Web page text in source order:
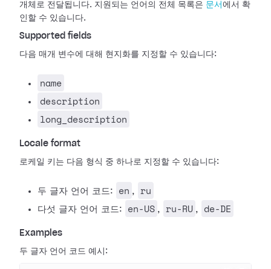
개체로 전달됩니다. 지원되는 언어의 전체 목록은 문서 에서 확
인할 수 있습니다.
Supported fields
다음 매개 변수에 대해 현지화를 지정할 수 있습니다:
name
description
long_description
Locale format
로케일 키는 다음 형식 중 하나로 지정할 수 있습니다:
두 글자 언어 코드: en , ru
다섯 글자 언어 코드: en-US , ru-RU , de-DE
Examples
두 글자 언어 코드 예시: